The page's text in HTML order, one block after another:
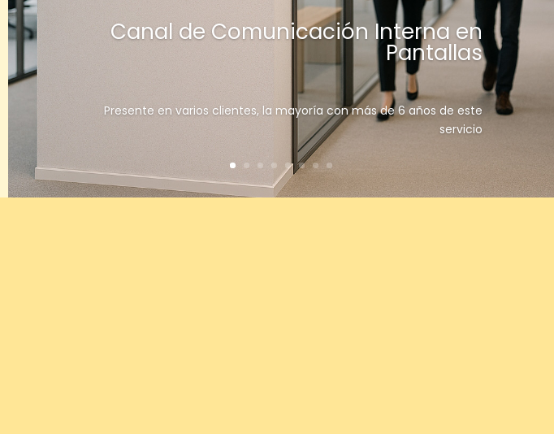
Canal de Comunicación Interna en
Pantallas
Presente en varios clientes, la mayoría con más de 6 años de este
servicio